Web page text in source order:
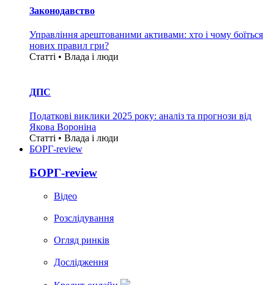
Законодавство
Управління арештованими активами: хто і чому боїться
нових правил гри?
Статті • Влада i люди
ДПС
Податкові виклики 2025 року: аналіз та прогнози від
Якова Вороніна
Статті • Влада i люди
БОРГ-review
БОРГ-review
Вiдео
Розслідування
Огляд ринків
Дослідження